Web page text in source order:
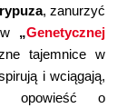
, zanurzyć
„Genetycznej
tajemnice w
i wciągają,
opowieść o